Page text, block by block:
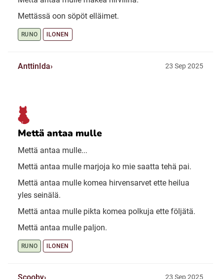
Mettässä oon söpöt elläimet.
RUNO ILONEN
AnttinIda 23 Sep 2025
Mettä antaa mulle
Mettä antaa mulle...
Mettä antaa mulle marjoja ko mie saatta tehä pai.
Mettä antaa mulle komea hirvensarvet ette heilua
yles seinälä.
Mettä antaa mulle pikta komea polkuja ette följätä.
Mettä antaa mulle paljon.
RUNO ILONEN
23 Sep 2025